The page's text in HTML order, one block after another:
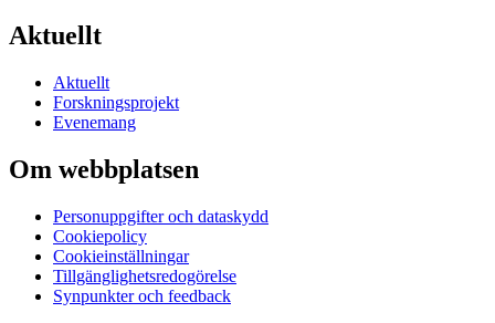
Aktuellt
Aktuellt
Forskningsprojekt
Evenemang
Om webbplatsen
Personuppgifter och dataskydd
Cookiepolicy
Cookieinställningar
Tillgänglighetsredogörelse
Synpunkter och feedback